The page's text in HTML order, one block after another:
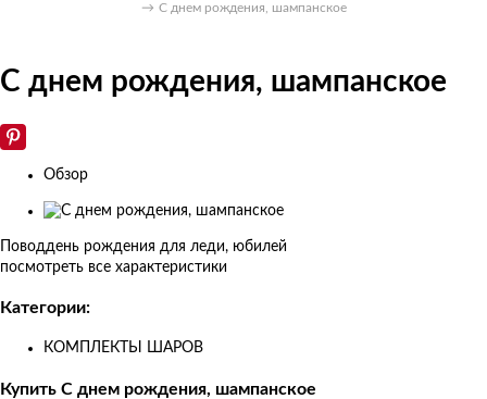
→ С днем рождения, шампанское
С днем рождения, шампанское
Обзор
Изображения
товаров
Поводдень рождения для леди, юбилей
посмотреть все характеристики
Категории:
КОМПЛЕКТЫ ШАРОВ
Купить С днем рождения, шампанское